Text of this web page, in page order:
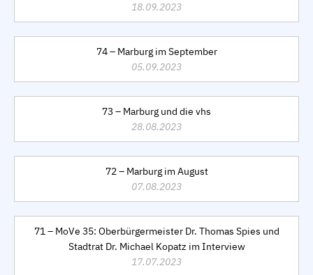
18.09.2023
74 – Marburg im September
05.09.2023
73 – Marburg und die vhs
28.08.2023
72 – Marburg im August
07.08.2023
71 – MoVe 35: Oberbürgermeister Dr. Thomas Spies und
Stadtrat Dr. Michael Kopatz im Interview
17.07.2023